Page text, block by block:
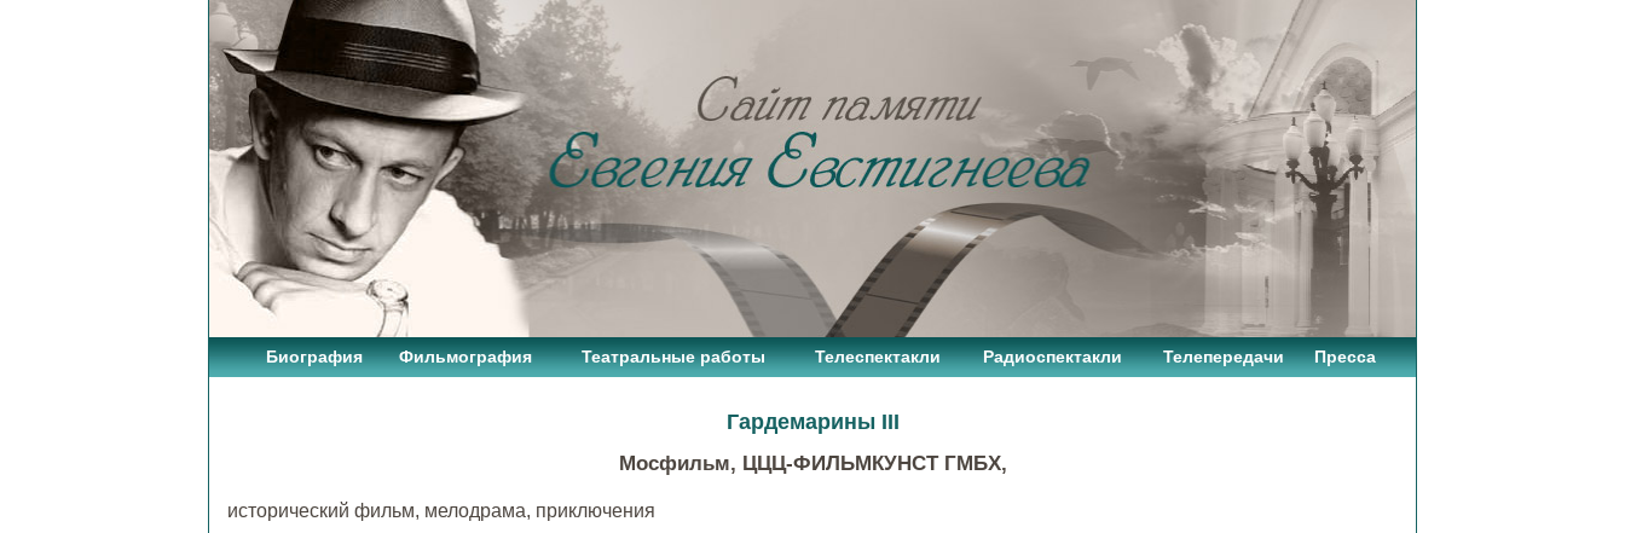
Биография Фильмография Театральные работы Телеспектакли Радиоспектакли Телепередачи Пресса
Гардемарины III
Мосфильм, ЦЦЦ-ФИЛЬМКУНСТ ГМБХ,
исторический фильм, мелодрама, приключения